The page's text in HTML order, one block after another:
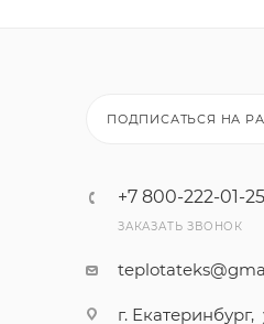
ПОДПИСАТЬСЯ НА
+7 800-222-01-25
ЗАКАЗАТЬ ЗВОНОК
г. Екатеринбург,